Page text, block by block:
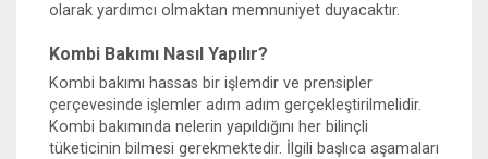
olarak yardımcı olmaktan memnuniyet duyacaktır.
Kombi Bakımı Nasıl Yapılır?
Kombi bakımı hassas bir işlemdir ve prensipler
çerçevesinde işlemler adım adım gerçekleştirilmelidir.
Kombi bakımında nelerin yapıldığını her bilinçli
tüketicinin bilmesi gerekmektedir. İlgili başlıca aşamaları